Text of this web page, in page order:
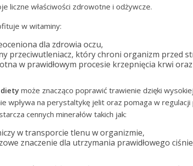
liczne właściwości zdrowotne i odżywcze.
w witaminy:
dla zdrowia oczu,
przeciwutleniacz, który chroni organizm przed
w prawidłowym procesie krzepnięcia krwi
diety może znacząco poprawić trawienie dzięki
wpływa na perystaltykę jelit oraz pomaga w
cennych minerałów takich jak:
w transporcie tlenu w organizmie,
znaczenie dla utrzymania prawidłowego